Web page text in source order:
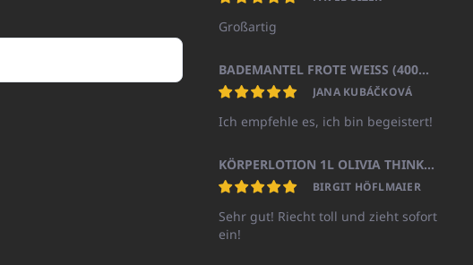
Großartig
BADEMANTEL FROTE WEISS (400GR)
JANA KUBÁČKOVÁ
Ich empfehle es, ich bin begeistert!
KÖRPERLOTION 1L OLIVIA THINKS (NACHFÜLLBARE VERPACKUNG)
BIRGIT HÖFLMAIER
Sehr gut! Riecht toll und zieht sofort
ein!